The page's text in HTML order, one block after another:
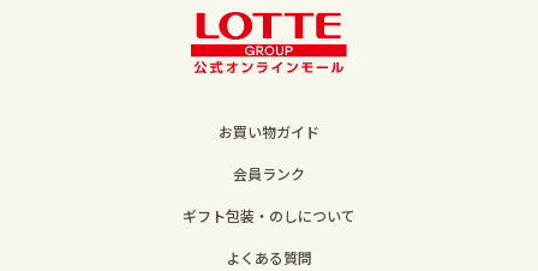
お買い物ガイド
会員ランク
ギフト包装・のしについて
よくある質問